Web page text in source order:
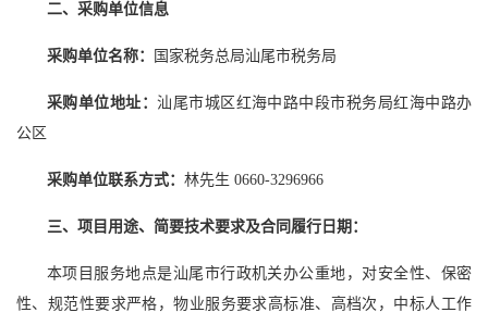
二、采购单位信息
采购单位名称： 国家税务总局汕尾市税务局
采购单位地址：汕尾市城区红海中路中段市税务局红海中路办
公区
采购单位联系方式： 林先生 0660-3296966
三、项目用途、简要技术要求及合同履行日期：
本项目服务地点是汕尾市行政机关办公重地，对安全性、保密
性、规范性要求严格，物业服务要求高标准、高档次，中标人工作